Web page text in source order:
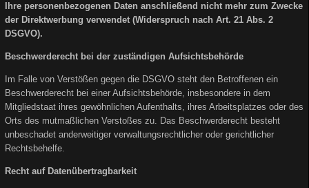
Ihre personenbezogenen Daten anschließend nicht mehr zum Zwecke
der Direktwerbung verwendet (Widerspruch nach Art. 21 Abs. 2
DSGVO).
Beschwerderecht bei der zuständigen Aufsichtsbehörde
Im Falle von Verstößen gegen die DSGVO steht den Betroffenen ein
Beschwerderecht bei einer Aufsichtsbehörde, insbesondere in dem
Mitgliedstaat ihres gewöhnlichen Aufenthalts, ihres Arbeitsplatzes oder des
Orts des mutmaßlichen Verstoßes zu. Das Beschwerderecht besteht
unbeschadet anderweitiger verwaltungsrechtlicher oder gerichtlicher
Rechtsbehelfe.
Recht auf Datenübertragbarkeit